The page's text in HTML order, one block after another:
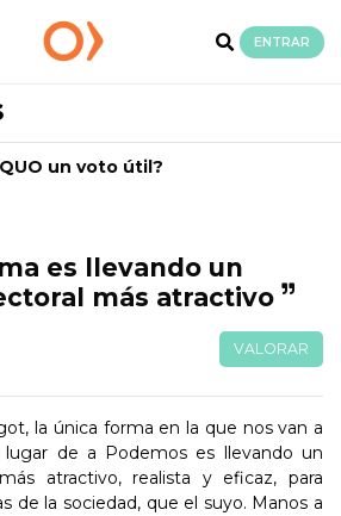
ENTRAR
un voto útil?
es llevando un
más atractivo
VALORAR
la única forma en la que nos van a
de a Podemos es llevando un
atractivo, realista y eficaz, para
de la sociedad, que el suyo. Manos a